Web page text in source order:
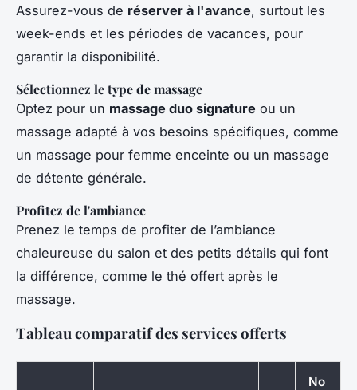
Assurez-vous de réserver à l'avance, surtout les
week-ends et les périodes de vacances, pour
garantir la disponibilité.
Sélectionnez le type de massage
Optez pour un massage duo signature ou un
massage adapté à vos besoins spécifiques, comme
un massage pour femme enceinte ou un massage
de détente générale.
Profitez de l'ambiance
Prenez le temps de profiter de l’ambiance
chaleureuse du salon et des petits détails qui font
la différence, comme le thé offert après le
massage.
Tableau comparatif des services offerts
No